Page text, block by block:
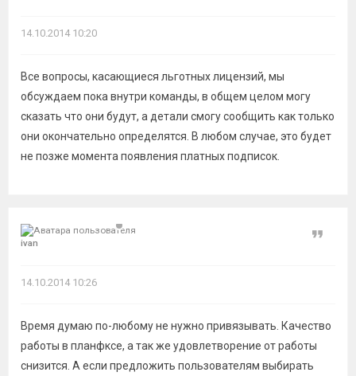
14.10.2014 10:20
Все вопросы, касающиеся льготных лицензий, мы
обсуждаем пока внутри команды, в общем целом могу
сказать что они будут, а детали смогу сообщить как только
они окончательно определятся. В любом случае, это будет
не позже момента появления платных подписок.
ivan
Цитата
14.10.2014 10:26
Время думаю по-любому не нужно привязывать. Качество
работы в планфксе, а так же удовлетворение от работы
снизится. А если предложить пользователям выбирать